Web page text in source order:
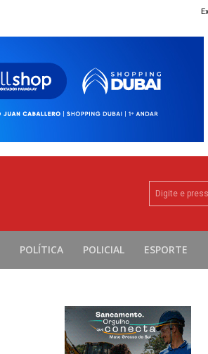
Digite e
POLÍTICA POLICIAL ESPORTE